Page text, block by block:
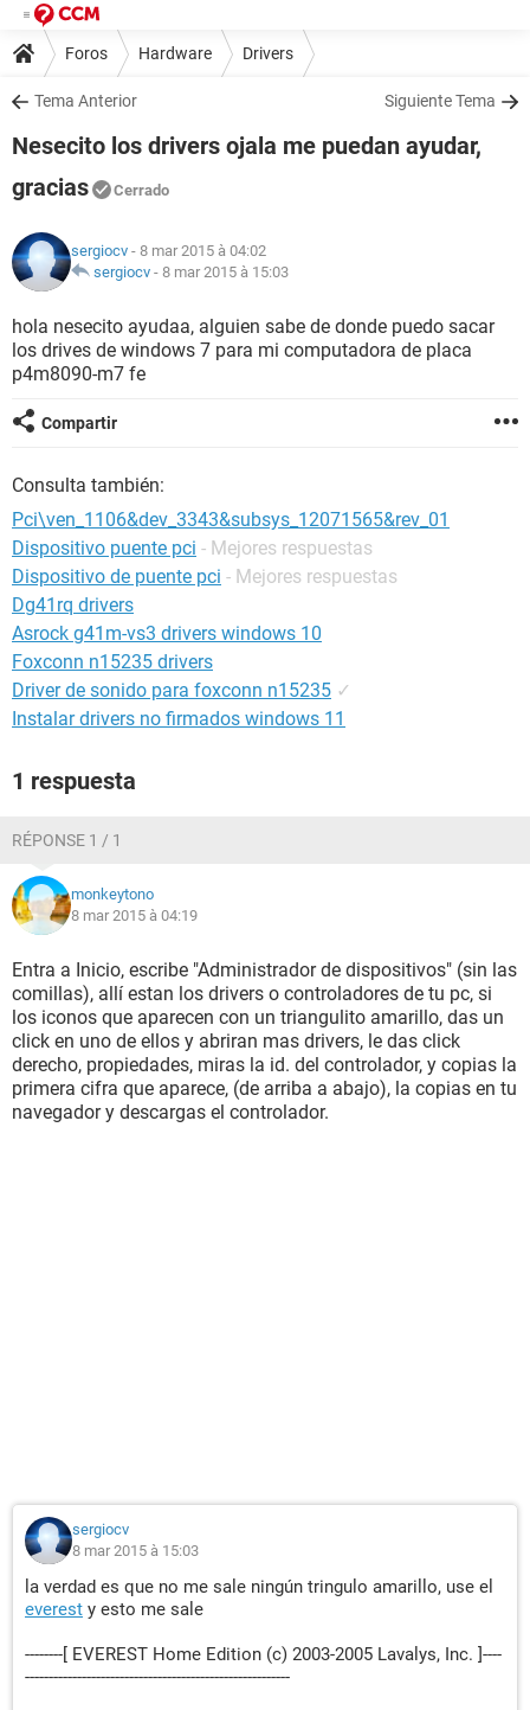
Foros Hardware Drivers
Tema Anterior Siguiente Tema
Nesecito los drivers ojala me puedan ayudar,
gracias
Cerrado
sergiocv - 8 mar 2015 à 04:02
sergiocv - 8 mar 2015 à 15:03
hola nesecito ayudaa, alguien sabe de donde puedo sacar
los drives de windows 7 para mi computadora de placa
p4m8090-m7 fe
Compartir
Consulta también:
Pci\ven_1106&dev_3343&subsys_12071565&rev_01
Dispositivo puente pci - Mejores respuestas
Dispositivo de puente pci - Mejores respuestas
Dg41rq drivers
Asrock g41m-vs3 drivers windows 10
Foxconn n15235 drivers
Driver de sonido para foxconn n15235 ✓
Instalar drivers no firmados windows 11
1 respuesta
RÉPONSE 1 / 1
monkeytono
8 mar 2015 à 04:19
Entra a Inicio, escribe "Administrador de dispositivos" (sin las
comillas), allí estan los drivers o controladores de tu pc, si
los iconos que aparecen con un triangulito amarillo, das un
click en uno de ellos y abriran mas drivers, le das click
derecho, propiedades, miras la id. del controlador, y copias la
primera cifra que aparece, (de arriba a abajo), la copias en tu
navegador y descargas el controlador.
sergiocv
8 mar 2015 à 15:03
la verdad es que no me sale ningún tringulo amarillo, use el
everest y esto me sale
--------[ EVEREST Home Edition (c) 2003-2005 Lavalys, Inc. ]----
--------------------------------------------------------